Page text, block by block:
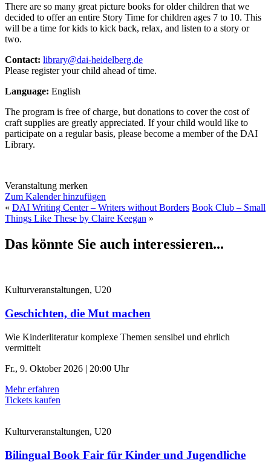
There are so many great picture books for older children that we
decided to offer an entire Story Time for children ages 7 to 10. This
will be a time for kids to kick back, relax, and listen to a story or
two.
Contact: library@dai-heidelberg.de
Please register your child ahead of time.
Language: English
The program is free of charge, but donations to cover the cost of
craft supplies are greatly appreciated. If your child would like to
participate on a regular basis, please become a member of the DAI
Library.
Veranstaltung merken
Zum Kalender hinzufügen
« DAI Writing Center – Writers without Borders Book Club – Small
Things Like These by Claire Keegan »
Das könnte Sie auch interessieren...
Kulturveranstaltungen, U20
Geschichten, die Mut machen
Wie Kinderliteratur komplexe Themen sensibel und ehrlich
vermittelt
Fr., 9. Oktober 2026 | 20:00 Uhr
Mehr erfahren
Tickets kaufen
Kulturveranstaltungen, U20
Bilingual Book Fair für Kinder und Jugendliche